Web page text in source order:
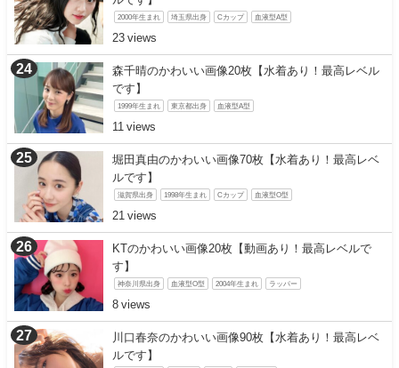
2000年生まれ 埼玉県出身 Cカップ 血液型A型
23
森千晴のかわいい画像20枚【水着あり！最高レベル
です】
1999年生まれ 東京都出身 血液型A型
11
堀田真由のかわいい画像70枚【水着あり！最高レベ
ルです】
滋賀県出身 1998年生まれ Cカップ 血液型O型
21
KTのかわいい画像20枚【動画あり！最高レベルで
す】
神奈川県出身 血液型O型 2004年生まれ ラッパー
8
川口春奈のかわいい画像90枚【水着あり！最高レベ
ルです】